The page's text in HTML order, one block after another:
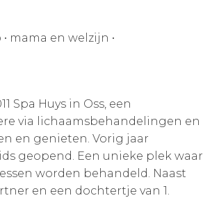
• mama en welzijn •
Spa Huys in Oss, een
via lichaamsbehandelingen en
en genieten. Vorig jaar
geopend. Een unieke plek waar
worden behandeld. Naast
en een dochtertje van 1.